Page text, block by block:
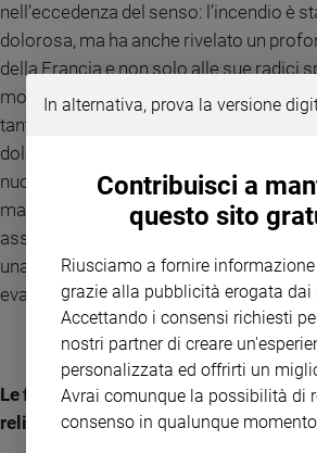
nell’eccedenza del senso: l’incendio è
dolorosa, ma ha anche rivelato un
della Francia e non solo alle sue radici
mostrato le tante dichiarazioni delle voci
tante iniziative di preghiera; al tempo
dolore ha fatto emergere una nostalgia
nuovo impegno, non solo a ricostruire la
ma anche e in modo speciale - specie nei
assopiti o rinunciatari di fronte al
una nuova tensione spirituale che
evangelizzazione».
Le figure di San Benedetto, di santa
religiosi hanno plasmato l’Europa. In
In alternativa, prova la versione
Contribuisci a
questo sito
Riusciamo a fornire
grazie alla pubblicità erogata dai
Accettando i consensi richiesti
nostri partner di creare
personalizzata ed offrirti un
Avrai comunque la possibilità di
consenso in qualunque